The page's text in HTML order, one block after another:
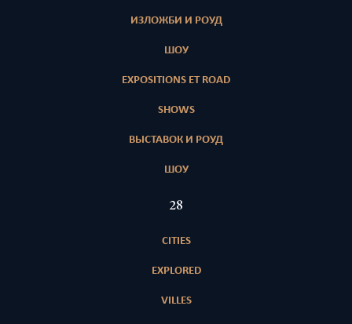
ИЗЛОЖБИ И РОУД
ШОУ
EXPOSITIONS ET ROAD
SHOWS
ВЫСТАВОК И РОУД
ШОУ
28
CITIES
EXPLORED
VILLES